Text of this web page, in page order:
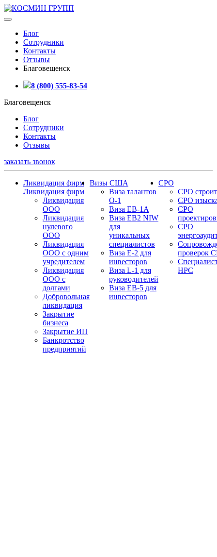
Блог
Сотрудники
Контакты
Отзывы
Благовещенск
8 (800) 555-83-54
Благовещенск
Блог
Сотрудники
Контакты
Отзывы
заказать звонок
Ликвидация фирм
Ликвидация фирм
Ликвидация
ООО
Ликвидация
нулевого
ООО
Ликвидация
ООО с одним
учредителем
Ликвидация
ООО с
долгами
Добровольная
ликвидация
Закрытие
бизнеса
Закрытие ИП
Банкротство
предприятий
Визы США
Виза талантов
О-1
Виза EB-1A
Виза EB2 NIW
для
уникальных
специалистов
Виза E-2 для
инвесторов
Виза L-1 для
руководителей
Виза EB-5 для
инвесторов
СРО
СРО
СРО
СРО
СРО
проверок
НРС